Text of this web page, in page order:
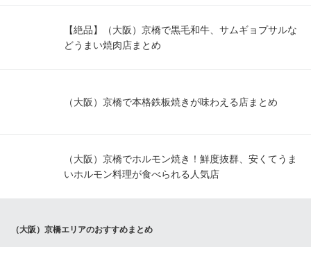
【絶品】（大阪）京橋で黒毛和牛、サムギョプサルな
どうまい焼肉店まとめ
（大阪）京橋で本格鉄板焼きが味わえる店まとめ
（大阪）京橋でホルモン焼き！鮮度抜群、安くてうま
いホルモン料理が食べられる人気店
（大阪）京橋エリアのおすすめまとめ